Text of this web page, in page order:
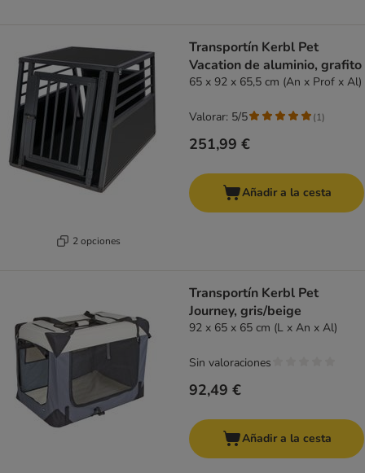
2 opciones
Transportín Kerbl Pet
Vacation de aluminio, grafito
65 x 92 x 65,5 cm (An x Prof x Al)
251,99 €
Valorar: 5/5 (1)
Añadir a la cesta
Transportín Kerbl Pet
Journey, gris/beige
92 x 65 x 65 cm (L x An x Al)
92,49 €
Sin valoraciones
Añadir a la cesta